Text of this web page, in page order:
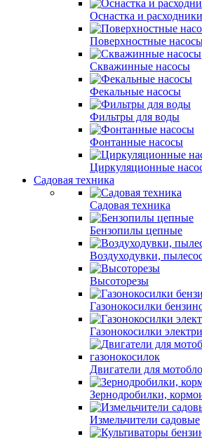
Оснастка и
Поверхностные
Скважинные насосы
Фекальные насосы
Фильтры для воды
Фонтанные насосы
Циркуляционные
Садовая техника
Садовая техника
Бензопилы цепные
Воздуходувки,
Высоторезы
Газонокосилки
Газонокосилки
Двигатели для
Зернодробилки,
Измельчители садовые